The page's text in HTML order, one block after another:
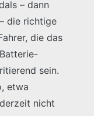
– dann
die richtige
die das
sein.
etwa
nicht